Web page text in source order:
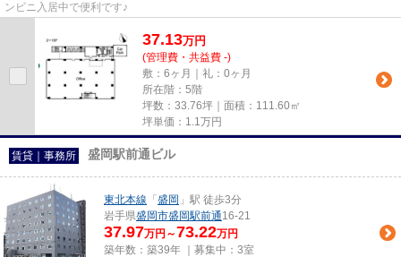
ンビニ入居中で便利です♪
37.13万円
(管理費・共益費 -)
敷：6ヶ月｜礼：0ヶ月
所在階：5階
坪数：33.76坪｜面積：111.60㎡
坪単価： 1.1万円
賃貸｜事務所 盛岡駅前通ビル
東北本線 「 盛岡 」駅 徒歩3分
岩手県盛岡市盛岡駅前通16-21
37.97万円～73.22万円
築年数：築39年 ｜募集中： 3室